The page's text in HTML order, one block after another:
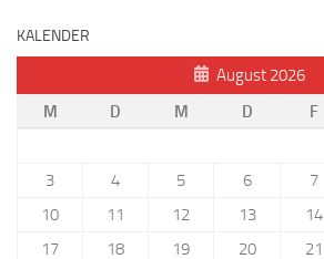
KALENDER
August 2026
M
D M D F
3
4 5 6 7
10
11 12 13 14
17
18 19 20 21